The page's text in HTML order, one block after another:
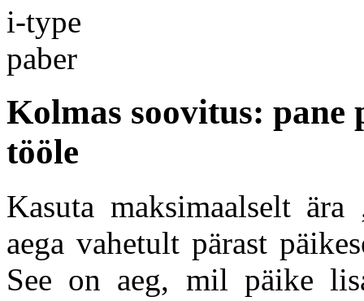
Kolmas soovitus: pane
tööle
Kasuta maksimaalselt
aega vahetult pärast
See on aeg, mil päike